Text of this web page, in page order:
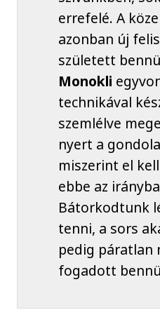
errefelé. A
azonban új
született
Monokli
technikával
szemlélve
nyert a
miszerint el
ebbe az
Bátorkodtunk
tenni, a sors
pedig páratlan
fogadott